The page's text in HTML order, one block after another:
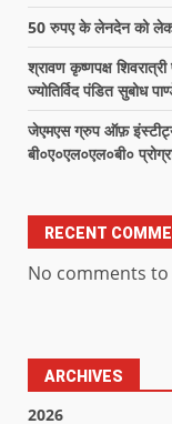
50 रुपए के लेनदेन को
श्रावण कृष्णपक्ष
ज्योतिर्विद पंडित सुबोध
जेएमएस ग्रुप ऑफ़
बी०ए०एल०एल०बी०
RECENT
No comments to
ARCHIVES
2026